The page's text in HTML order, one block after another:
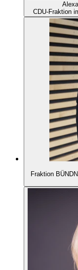
CDU-Fraktion
Fraktion